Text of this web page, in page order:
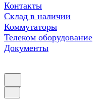
Контакты
Склад в наличии
Коммутаторы
Телеком оборудование
Документы